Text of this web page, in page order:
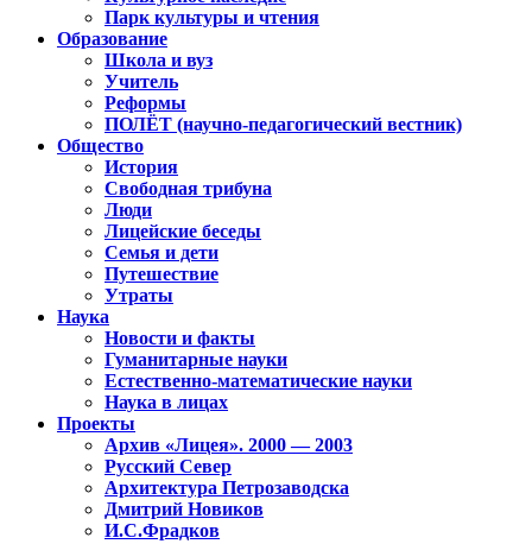
Парк культуры и чтения
Образование
Школа и вуз
Учитель
Реформы
ПОЛЁТ (научно-педагогический вестник)
Общество
История
Свободная трибуна
Люди
Лицейские беседы
Семья и дети
Путешествие
Утраты
Наука
Новости и факты
Гуманитарные науки
Естественно-математические науки
Наука в лицах
Проекты
Архив «Лицея». 2000 — 2003
Русский Север
Архитектура Петрозаводска
Дмитрий Новиков
И.С.Фрадков